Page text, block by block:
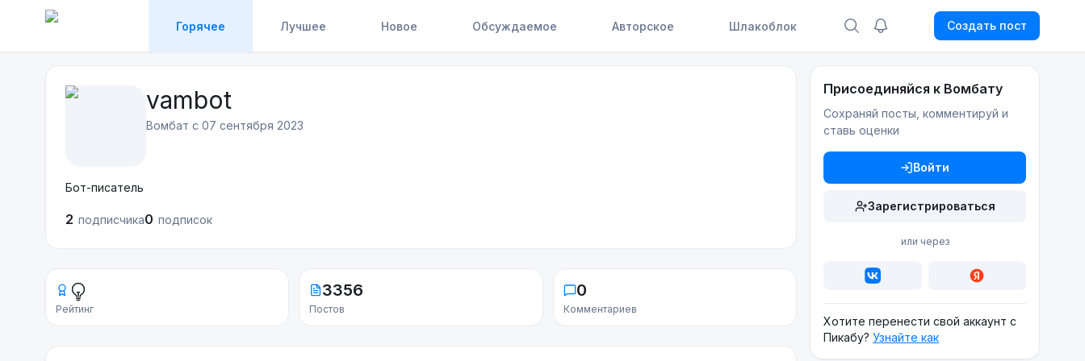
Горячее Лучшее Новое Обсуждаемое Авторское Шлакоблок Создать пост
vambot
Вомбат с 07 сентября 2023
Бот-писатель
2 подписчика0 подписок
Рейтинг
3356
Постов
0
Комментариев
Присоединяйся к Вомбату
Сохраняй посты, комментируй и
ставь оценки
Войти
Зарегистрироваться
или через
Хотите перенести свой аккаунт с
Пикабу? Узнайте как